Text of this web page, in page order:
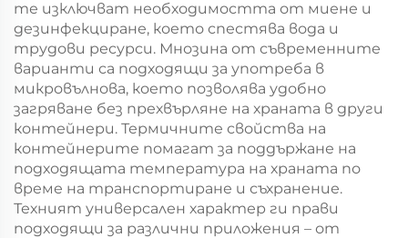
те изключват необходимостта от миене и
дезинфекциране, което спестява вода и
трудови ресурси. Мнозина от съвременните
варианти са подходящи за употреба в
микровълнова, което позволява удобно
загряване без прехвърляне на храната в други
контейнери. Термичните свойства на
контейнерите помагат за поддържане на
подходящата температура на храната по
време на транспортиране и съхранение.
Техният универсален характер ги прави
подходящи за различни приложения – от